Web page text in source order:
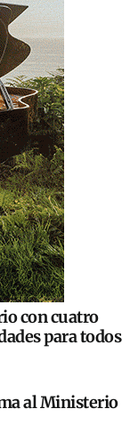
con cuatro
para todos
al Ministerio